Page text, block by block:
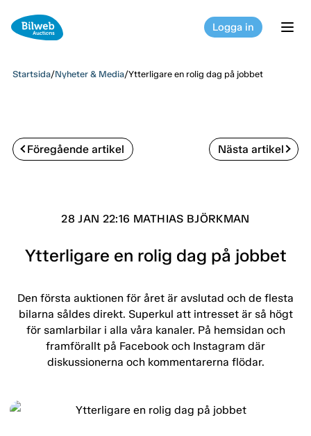
Logga in
Startsida/Nyheter & Media/Ytterligare en rolig dag på jobbet
Föregående artikel Nästa artikel
28 JAN 22:16 MATHIAS BJÖRKMAN
Ytterligare en rolig dag på jobbet
Den första auktionen för året är avslutad och de flesta
bilarna såldes direkt. Superkul att intresset är så högt
för samlarbilar i alla våra kanaler. På hemsidan och
framförallt på Facebook och Instagram där
diskussionerna och kommentarerna flödar.